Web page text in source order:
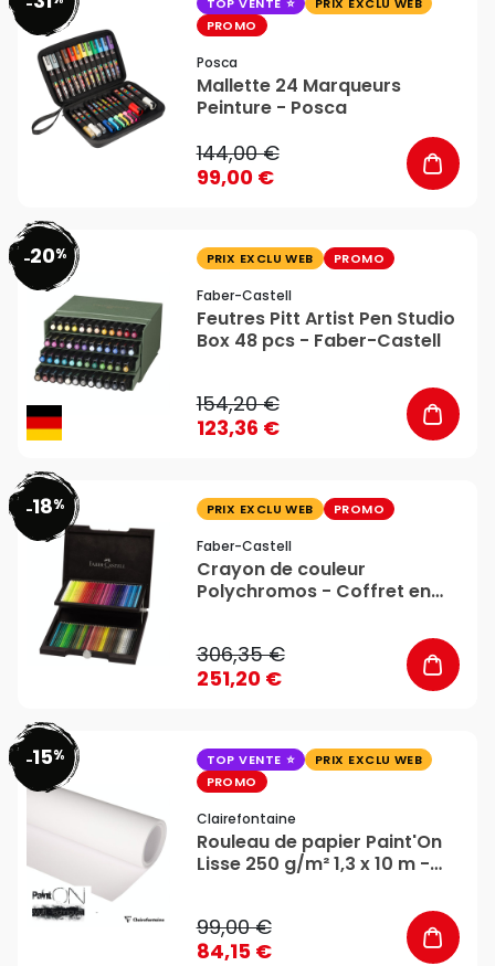
PROMO
Posca
Mallette 24 Marqueurs
Peinture - Posca
144,00 €
99,00 €
-20% PRIX EXCLU WEB PROMO
Faber-Castell
Feutres Pitt Artist Pen Studio
Box 48 pcs - Faber-Castell
154,20 €
123,36 €
-18% PRIX EXCLU WEB PROMO
Faber-Castell
Crayon de couleur
Polychromos - Coffret en
306,35 €
251,20 €
-15% TOP VENTE
PRIX EXCLU WEB
PROMO
Clairefontaine
Rouleau de papier Paint'On
Lisse 250 g/m² 1,3 x 10 m -
99,00 €
84,15 €